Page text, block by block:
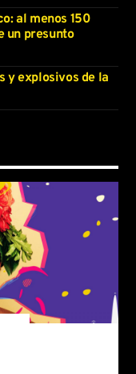
al menos 150
un presunto
y explosivos de la